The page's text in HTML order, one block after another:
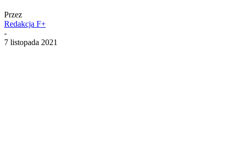
Przez
Redakcja F+
-
7 listopada 2021